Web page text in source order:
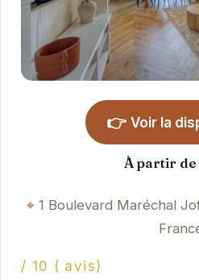
👉 Voir la
À partir de
1 Boulevard Maréchal
/ 10 ( avis)